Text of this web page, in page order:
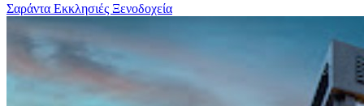
Σαράντα Εκκλησιές Ξενοδοχεία